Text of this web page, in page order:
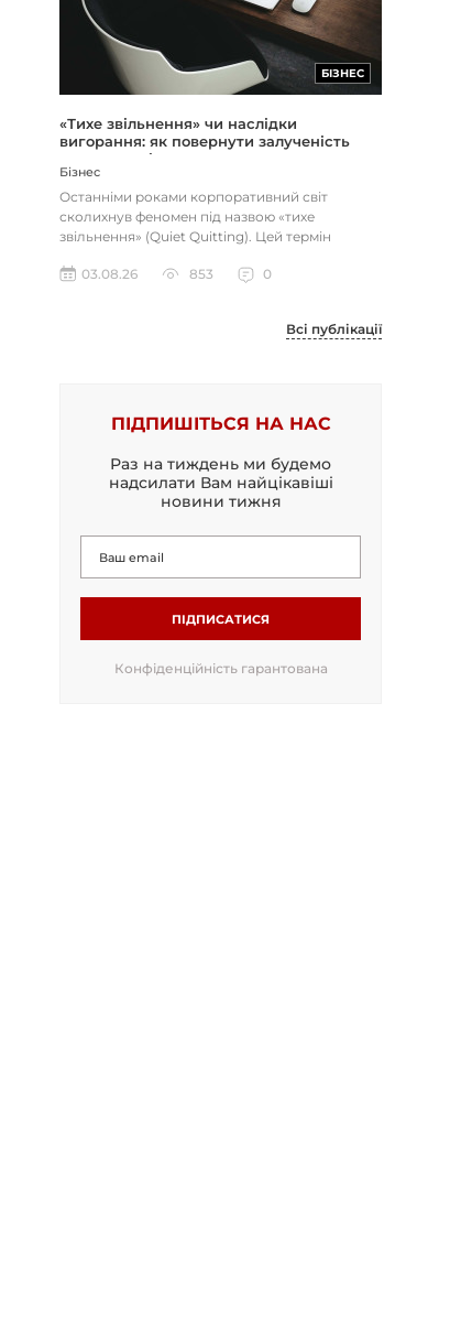
БІЗНЕС
«Тихе звільнення» чи наслідки
вигорання: як повернути залученість
через сенс і мету
Бізнес
Останніми роками корпоративний світ
сколихнув феномен під назвою «тихе
звільнення» (Quiet Quitting). Цей термін
03.08.26
853 0
Всі публікації
ПІДПИШІТЬСЯ НА НАС
Раз на тиждень ми будемо
надсилати Вам найцікавіші
новини тижня
ПІДПИСАТИСЯ
Конфіденційність гарантована